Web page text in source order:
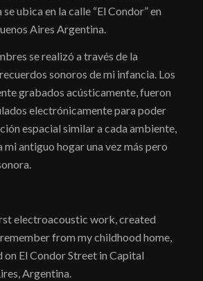
ubica en la calle “El Condor” en
Aires Argentina.
se realizó a través de la
sonoros de mi infancia. Los
grabados acústicamente, fueron
electrónicamente para poder
espacial similar a cada ambiente,
antiguo hogar una vez más pero
electroacoustic work, created
from my childhood home,
on El Condor Street in Capital
Argentina.